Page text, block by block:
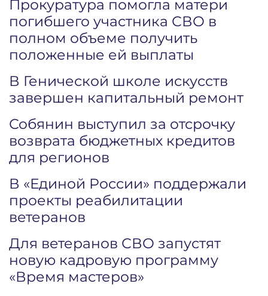
Прокуратура помогла матери
погибшего участника СВО в
полном объеме получить
положенные ей выплаты
В Генической школе искусств
завершен капитальный ремонт
Собянин выступил за отсрочку
возврата бюджетных кредитов
для регионов
В «Единой России» поддержали
проекты реабилитации
ветеранов
Для ветеранов СВО запустят
новую кадровую программу
«Время мастеров»